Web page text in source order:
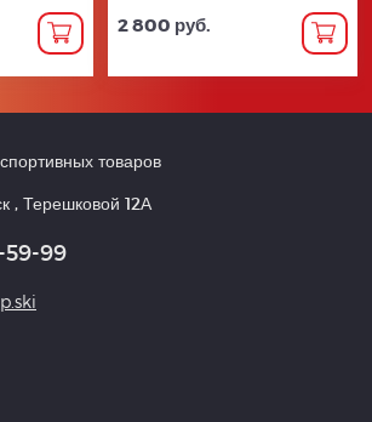
2 800 руб.
товаров
, Терешковой 12А
59-99